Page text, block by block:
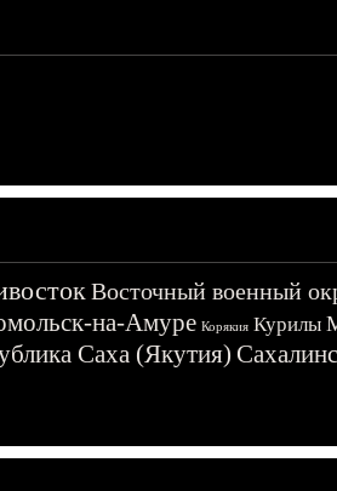
Восточный военный
на-Амуре Корякия Курилы
Саха (Якутия)